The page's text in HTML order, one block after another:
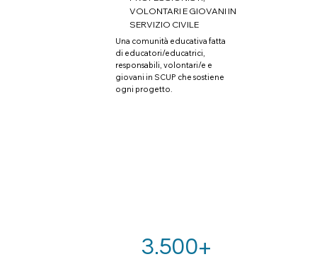
VOLONTARI E GIOVANI IN
SERVIZIO CIVILE
Una comunità educativa fatta
di educatori/educatrici,
responsabili, volontari/e e
giovani in SCUP che sostiene
ogni progetto.
3.500+